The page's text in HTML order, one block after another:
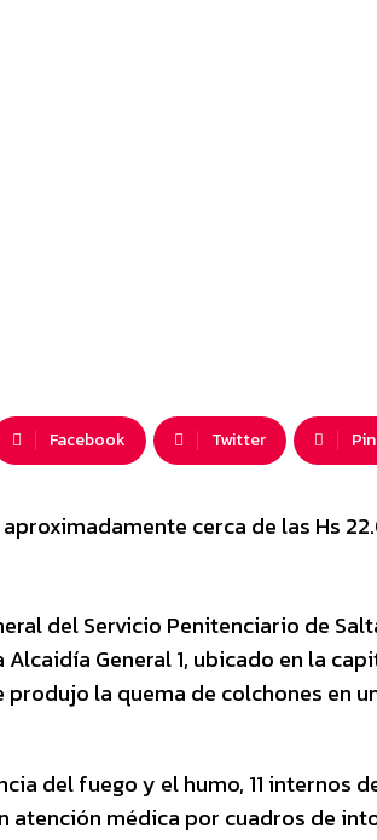
Facebook Twitter
cerca de las Hs
del Servicio Penitenciario de
Alcaidía General 1, ubicado en la
produjo la quema de colchones en
del fuego y el humo, 11 internos
atención médica por cuadros de